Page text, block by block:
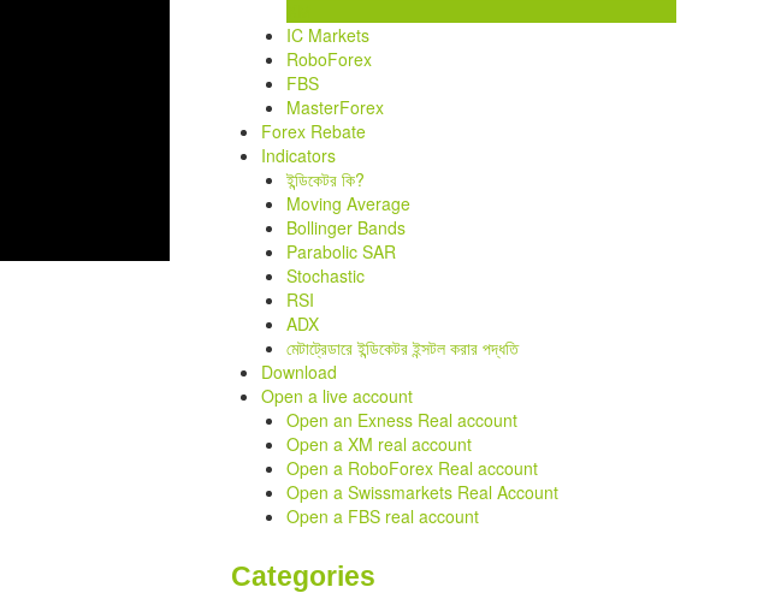
IC Markets
RoboForex
FBS
MasterForex
Forex Rebate
Indicators
ইন্ডিকেটর কি?
Moving Average
Bollinger Bands
Parabolic SAR
Stochastic
RSI
ADX
মেটাট্রেডারে ইন্ডিকেটর ইন্সটল করার পদ্ধতি
Download
Open a live account
Open an Exness Real account
Open a XM real account
Open a RoboForex Real account
Open a Swissmarkets Real Account
Open a FBS real account
Categories